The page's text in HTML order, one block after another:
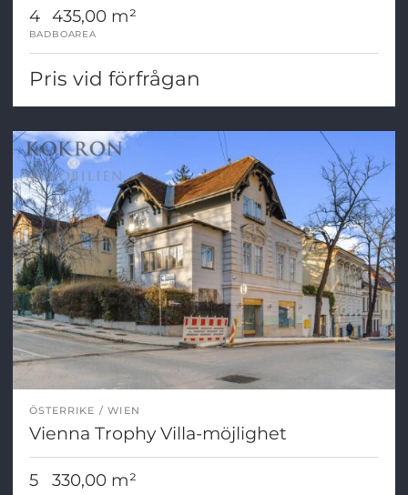
4
BAD
435,00 m²
BOAREA
Pris vid förfrågan
ÖSTERRIKE WIEN
Vienna Trophy Villa-möjlighet
5 330,00 m²